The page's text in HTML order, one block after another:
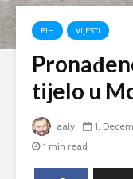
BIH VIJESTI
tijelo u
aaly 1.
1 min read